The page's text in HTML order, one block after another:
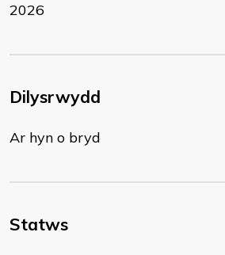
2026
Dilysrwydd
Ar hyn o bryd
Statws